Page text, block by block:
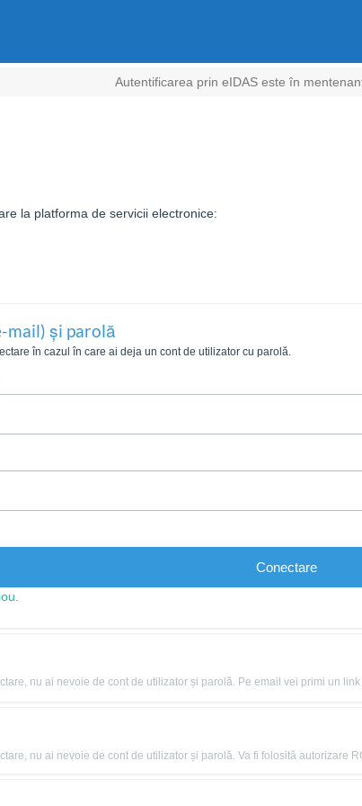
Autentificarea prin eIDAS este în
la platforma de servicii electronice:
mail) și parolă
în cazul în care ai deja un cont de utilizator cu parolă.
Conectare
nu ai nevoie de cont de utilizator și parolă. Pe email vei primi un
nu ai nevoie de cont de utilizator și parolă. Va fi folosită autorizare